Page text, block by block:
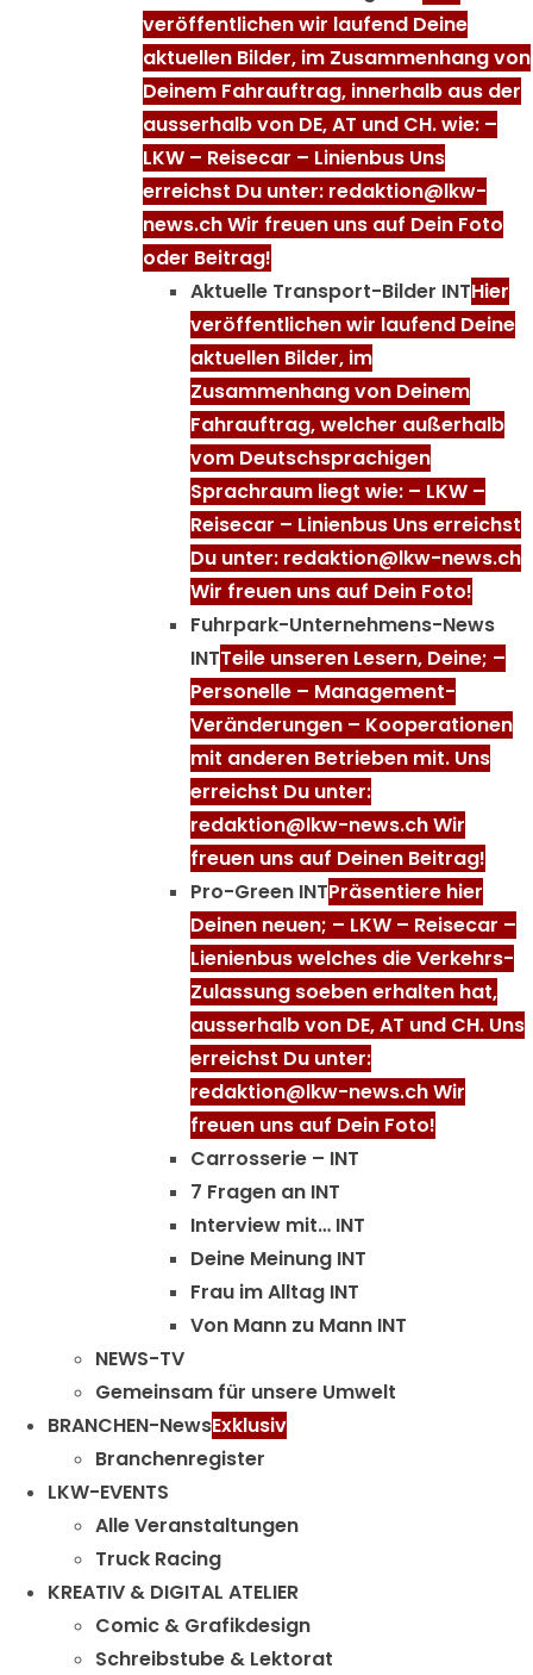
veröffentlichen wir laufend Deine
aktuellen Bilder, im Zusammenhang von
Deinem Fahrauftrag, innerhalb aus der
ausserhalb von DE, AT und CH. wie: –
LKW – Reisecar – Linienbus Uns
erreichst Du unter: redaktion@lkw-
news.ch Wir freuen uns auf Dein Foto
oder Beitrag!
Aktuelle Transport-Bilder INTHier
veröffentlichen wir laufend Deine
aktuellen Bilder, im
Zusammenhang von Deinem
Fahrauftrag, welcher außerhalb
vom Deutschsprachigen
Sprachraum liegt wie: – LKW –
Reisecar – Linienbus Uns erreichst
Du unter: redaktion@lkw-news.ch
Wir freuen uns auf Dein Foto!
Fuhrpark-Unternehmens-News
INTTeile unseren Lesern, Deine; –
Personelle – Management-
Veränderungen – Kooperationen
mit anderen Betrieben mit. Uns
erreichst Du unter:
redaktion@lkw-news.ch Wir
freuen uns auf Deinen Beitrag!
Pro-Green INTPräsentiere hier
Deinen neuen; – LKW – Reisecar –
Lienienbus welches die Verkehrs-
Zulassung soeben erhalten hat,
ausserhalb von DE, AT und CH. Uns
erreichst Du unter:
redaktion@lkw-news.ch Wir
freuen uns auf Dein Foto!
Carrosserie – INT
7 Fragen an INT
Interview mit… INT
Deine Meinung INT
Frau im Alltag INT
Von Mann zu Mann INT
NEWS-TV
Gemeinsam für unsere Umwelt
BRANCHEN-NewsExklusiv
Branchenregister
LKW-EVENTS
Alle Veranstaltungen
Truck Racing
KREATIV & DIGITAL ATELIER
Comic & Grafikdesign
Schreibstube & Lektorat